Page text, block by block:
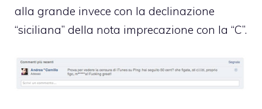
alla grande invece con la declinazione
“siciliana” della nota imprecazione con la “C”.